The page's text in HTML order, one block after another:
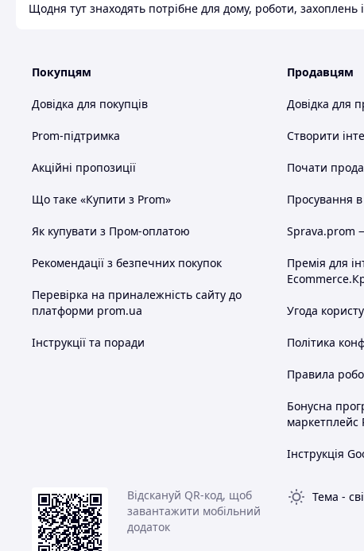
Щодня тут знаходять потрібне для дому, роботи, захоплень
Покупцям
Довідка для покупців
Prom-підтримка
Акційні пропозиції
Що таке «Купити з Prom»
Як купувати з Пром-оплатою
Рекомендації з безпечних покупок
Перевірка на приналежність сайту до
платформи prom.ua
Інструкції та поради
Продавцям
Довідка для
Створити
Почати
Просування в
Sprava.prom
Премія для
Угода
Політика
Правила
Бонусна
маркетплейс
Інструкція
Відскануй QR-код, щоб
завантажити мобільний
додаток
Тема -